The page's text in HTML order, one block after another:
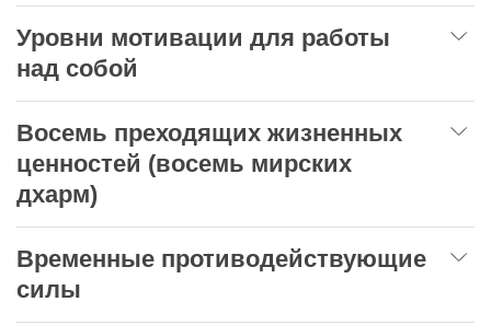
Уровни мотивации для работы
над собой
Восемь преходящих жизненных
ценностей (восемь мирских
дхарм)
Временные противодействующие
силы